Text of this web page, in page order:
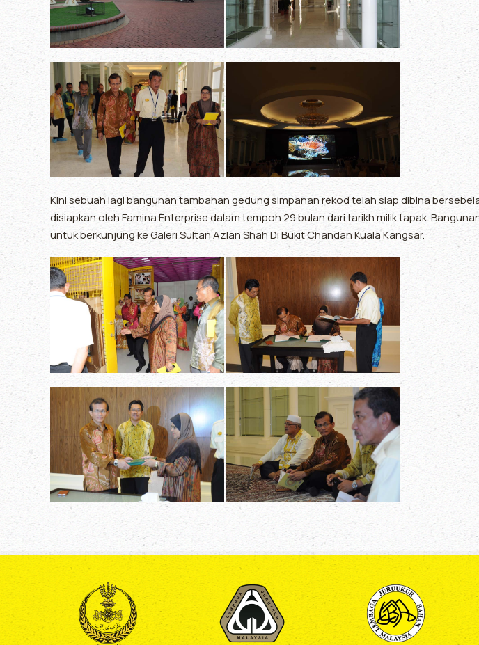
Kini sebuah lagi bangunan tambahan gedung simpanan rekod telah siap dibina
disiapkan oleh Famina Enterprise dalam tempoh 29 bulan dari tarikh milik tapak.
untuk berkunjung ke Galeri Sultan Azlan Shah Di Bukit Chandan Kuala Kangsar.